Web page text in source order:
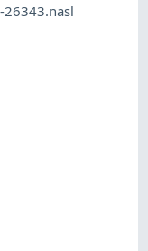
26343.nasl